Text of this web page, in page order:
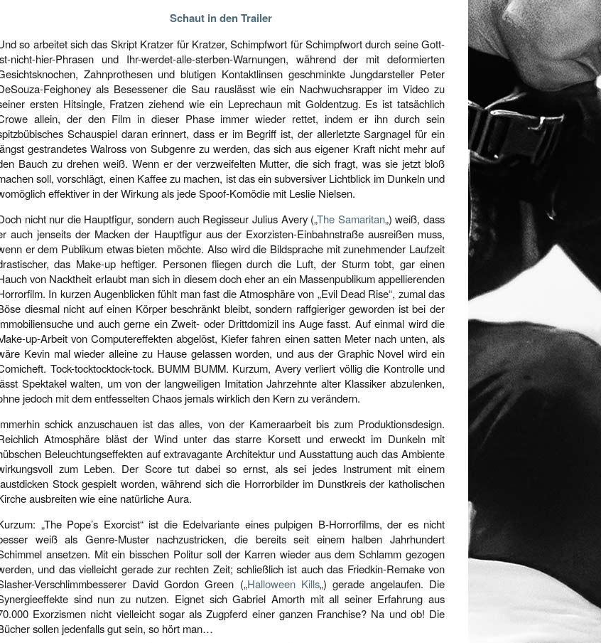
Schaut in den Trailer
so arbeitet sich das Skript Kratzer für Kratzer, Schimpfwort für Schimpfwort durch seine Gott-
nicht-hier-Phrasen und Ihr-werdet-alle-sterben-Warnungen, während der mit deformierten
Zahnprothesen und blutigen Kontaktlinsen geschminkte Jungdarsteller Peter
Feighoney als Besessener die Sau rauslässt wie ein Nachwuchsrapper im Video zu
ersten Hitsingle, Fratzen ziehend wie ein Leprechaun mit Goldentzug. Es ist tatsächlich
allein, der den Film in dieser Phase immer wieder rettet, indem er ihn durch sein
Schauspiel daran erinnert, dass er im Begriff ist, der allerletzte Sargnagel für ein
gestrandetes Walross von Subgenre zu werden, das sich aus eigener Kraft nicht mehr auf
Bauch zu drehen weiß. Wenn er der verzweifelten Mutter, die sich fragt, was sie jetzt bloß
soll, vorschlägt, einen Kaffee zu machen, ist das ein subversiver Lichtblick im Dunkeln und
effektiver in der Wirkung als jede Spoof-Komödie mit Leslie Nielsen.
nicht nur die Hauptfigur, sondern auch Regisseur Julius Avery („The Samaritan„) weiß, dass
auch jenseits der Macken der Hauptfigur aus der Exorzisten-Einbahnstraße ausreißen muss,
er dem Publikum etwas bieten möchte. Also wird die Bildsprache mit zunehmender Laufzeit
das Make-up heftiger. Personen fliegen durch die Luft, der Sturm tobt, gar einen
von Nacktheit erlaubt man sich in diesem doch eher an ein Massenpublikum appellierenden
In kurzen Augenblicken fühlt man fast die Atmosphäre von „Evil Dead Rise“, zumal das
diesmal nicht auf einen Körper beschränkt bleibt, sondern raffgieriger geworden ist bei der
und auch gerne ein Zweit- oder Drittdomizil ins Auge fasst. Auf einmal wird die
up-Arbeit von Computereffekten abgelöst, Kiefer fahren einen satten Meter nach unten, als
Kevin mal wieder alleine zu Hause gelassen worden, und aus der Graphic Novel wird ein
Tock-tocktocktock-tock. BUMM BUMM. Kurzum, Avery verliert völlig die Kontrolle und
Spektakel walten, um von der langweiligen Imitation Jahrzehnte alter Klassiker abzulenken,
jedoch mit dem entfesselten Chaos jemals wirklich den Kern zu verändern.
schick anzuschauen ist das alles, von der Kameraarbeit bis zum Produktionsdesign.
Atmosphäre bläst der Wind unter das starre Korsett und erweckt im Dunkeln mit
Beleuchtungseffekten auf extravagante Architektur und Ausstattung auch das Ambiente
zum Leben. Der Score tut dabei so ernst, als sei jedes Instrument mit einem
Stock gespielt worden, während sich die Horrorbilder im Dunstkreis der katholischen
ausbreiten wie eine natürliche Aura.
„The Pope’s Exorcist“ ist die Edelvariante eines pulpigen B-Horrorfilms, der es nicht
weiß als Genre-Muster nachzustricken, die bereits seit einem halben Jahrhundert
ansetzen. Mit ein bisschen Politur soll der Karren wieder aus dem Schlamm gezogen
und das vielleicht gerade zur rechten Zeit; schließlich ist auch das Friedkin-Remake von
Verschlimmbesserer David Gordon Green („Halloween Kills„) gerade angelaufen. Die
sind nun zu nutzen. Eignet sich Gabriel Amorth mit all seiner Erfahrung aus
Exorzismen nicht vielleicht sogar als Zugpferd einer ganzen Franchise? Na und ob! Die
sollen jedenfalls gut sein, so hört man…